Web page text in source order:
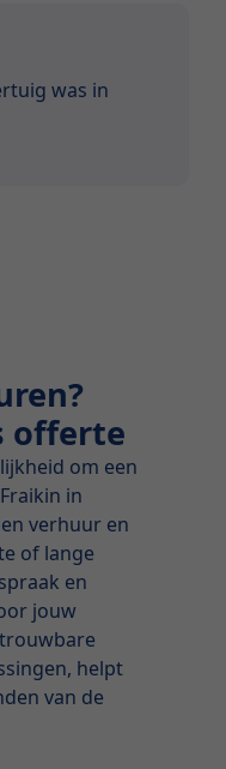
was in
offerte
om een
in
verhuur en
of lange
en
jouw
helpt
van de